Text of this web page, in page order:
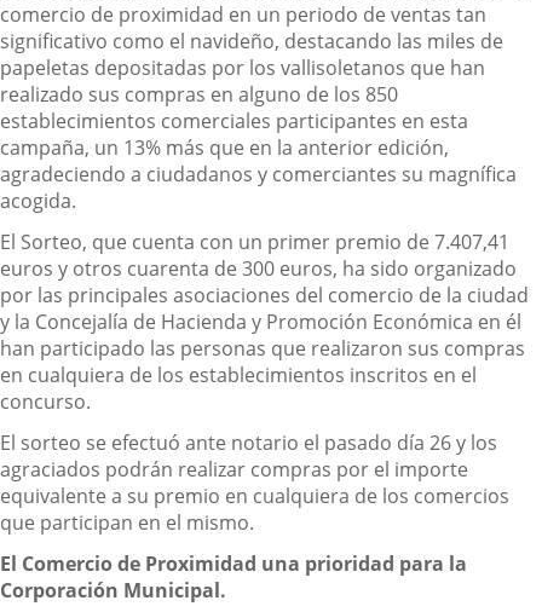
comercio de proximidad en un periodo de ventas tan
significativo como el navideño, destacando las miles de
papeletas depositadas por los vallisoletanos que han
realizado sus compras en alguno de los 850
establecimientos comerciales participantes en esta
campaña, un 13% más que en la anterior edición,
agradeciendo a ciudadanos y comerciantes su magnífica
acogida.
El Sorteo, que cuenta con un primer premio de 7.407,41
euros y otros cuarenta de 300 euros, ha sido organizado
por las principales asociaciones del comercio de la ciudad
y la Concejalía de Hacienda y Promoción Económica en él
han participado las personas que realizaron sus compras
en cualquiera de los establecimientos inscritos en el
concurso.
El sorteo se efectuó ante notario el pasado día 26 y los
agraciados podrán realizar compras por el importe
equivalente a su premio en cualquiera de los comercios
que participan en el mismo.
El Comercio de Proximidad una prioridad para la
Corporación Municipal.